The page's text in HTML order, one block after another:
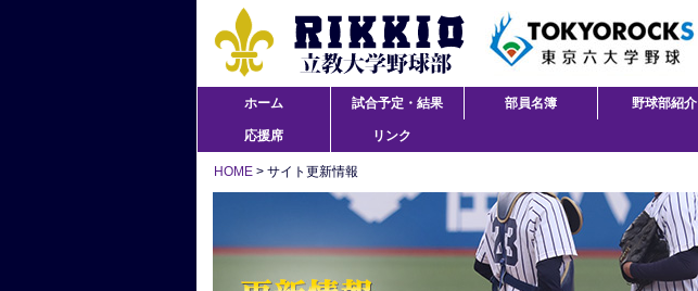
ホーム 試合予定・結果 部員名簿 野球部紹介
応援席 リンク
HOME > サイト更新情報